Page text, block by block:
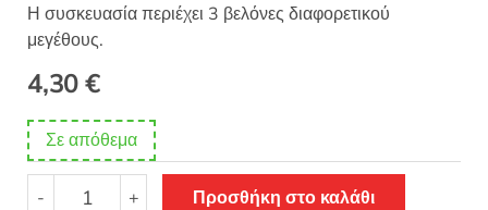
Η συσκευασία περιέχει 3 βελόνες διαφορετικού
μεγέθους.
4,30€
Σε απόθεμα
-
Ημικυκλικές
+ Προσθήκη στο καλάθι